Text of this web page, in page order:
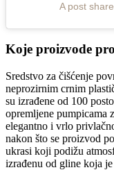
A post
Koje proizvode
Sredstvo za čišćenje
neprozirnim crnim
su izrađene od 100
opremljene pumpicama
elegantno i vrlo
nakon što se proizvod
ukrasi koji podižu
izrađenu od gline koja